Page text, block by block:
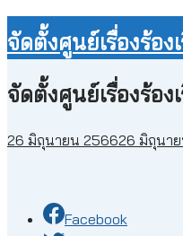
จัดตั้งศูนย์เรื่องร้อ
จัดตั้งศูนย์เรื่องร้อ
26 มิถุนายน 256626 มิถุนา
Facebook